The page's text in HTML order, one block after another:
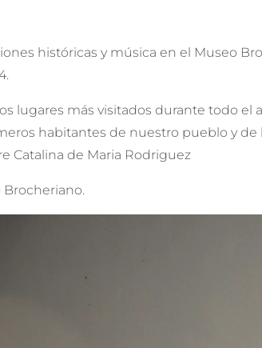
históricas y música en el Museo
lugares más visitados durante todo el
habitantes de nuestro pueblo y de
Catalina de Maria Rodriguez
Brocheriano.